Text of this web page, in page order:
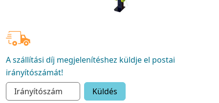
A szállítási díj megjelenítéshez küldje el postai
irányítószámát!
Küldés